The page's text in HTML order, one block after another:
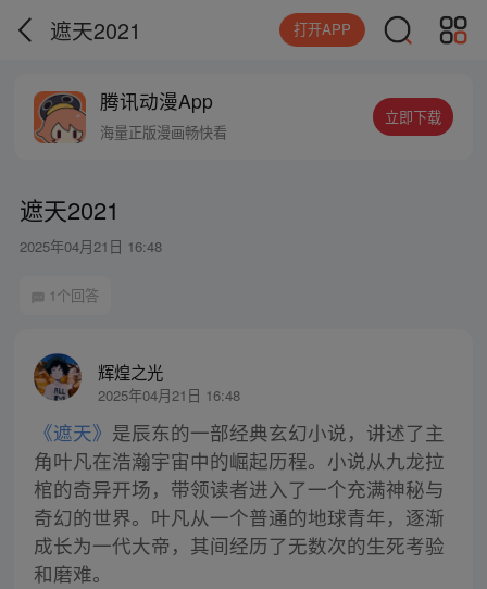
遮天2021 打开APP
腾讯动漫App
海量正版漫画畅快看
立即下载
遮天2021
2025年04月21日 16:48
1个回答
辉煌之光
2025年04月21日 16:48
《遮天》 是辰东的一部经典玄幻小说，讲述了主
角叶凡在浩瀚宇宙中的崛起历程。小说从九龙拉
棺的奇异开场，带领读者进入了一个充满神秘与
奇幻的世界。叶凡从一个普通的地球青年，逐渐
成长为一代大帝，其间经历了无数次的生死考验
和磨难。